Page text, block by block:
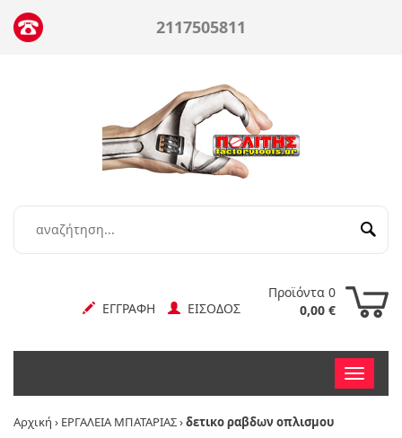
2117505811
Προϊόντα 0
0,00 €
ΕΓΓΡΑΦΗ ΕΙΣΟΔΟΣ
Toggle
nav
Αρχική › ΕΡΓΑΛΕΙΑ ΜΠΑΤΑΡΙΑΣ›δετικο ραβδων οπλισμου